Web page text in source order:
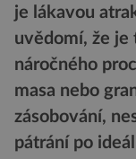
je lákavou
uvědomí, že je
náročného
masa nebo
zásobování,
pátrání po